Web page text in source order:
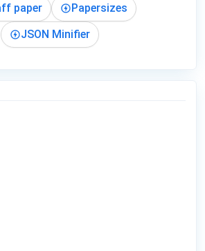
paper
Papersizes
JSON Minifier